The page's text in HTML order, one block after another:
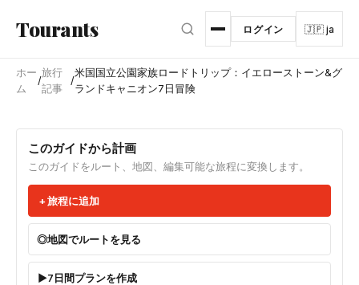
Tourants ログイン 🇯🇵 ja
ホー
ム
/
旅行
記事
/
米国国立公園家族ロードトリップ：イエローストーン&グ
ランドキャニオン7日冒険
このガイドから計画
このガイドをルート、地図、編集可能な旅程に変換します。
旅程に追加
地図でルートを見る
7日間プランを作成